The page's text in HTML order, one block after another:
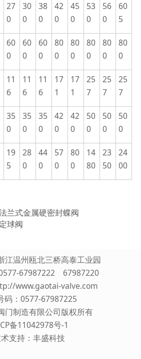
27
0
30
0
38
0
42
0
45
0
53
0
56
0
60
5
60
0
60
0
60
0
80
0
80
0
80
0
80
0
80
0
11
6
11
6
11
6
17
1
17
1
25
7
25
7
25
7
35
0
35
0
35
0
42
0
42
0
50
0
50
0
50
0
19
5
28
0
44
0
57
0
80
0
14
80
23
50
24
00
兰式金属硬密封蝶阀
球阀
江温州瓯北三桥高泰工业园
67987222 67987220
www.gaotai-valve.com
码：0577-67987225
门制造有限公司版权所有
备11042978号-1
支持： 丰盛科技